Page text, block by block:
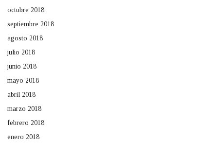
octubre 2018
septiembre 2018
agosto 2018
julio 2018
junio 2018
mayo 2018
abril 2018
marzo 2018
febrero 2018
enero 2018